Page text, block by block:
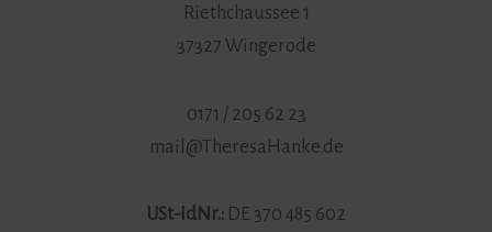
Riethchaussee 1
37327 Wingerode
0171 / 205 62 23
mail@TheresaHanke.de
USt-IdNr.: DE 370 485 602